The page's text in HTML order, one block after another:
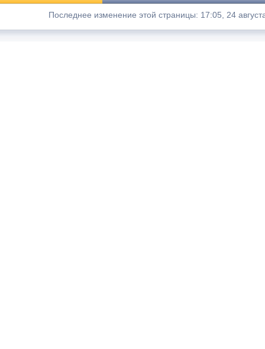
Последнее изменение этой страницы: 17:05, 24